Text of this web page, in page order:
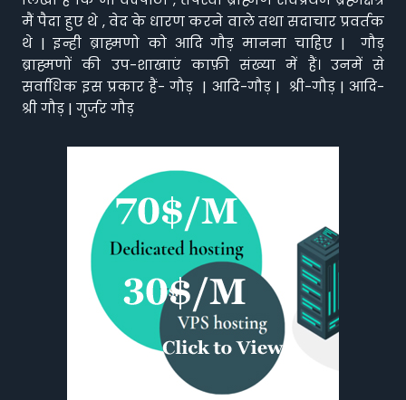
मैं पैदा हुए थे , वेद के धारण करने वाले तथा सदाचार प्रवर्तक
थे | इन्ही ब्राह्मणो को आदि गौड़ मानना चाहिए | गौड़
ब्राह्मणों की उप-शाखाएं काफ़ी संख्या में हैं। उनमें से
सर्वाधिक इस प्रकार हैं- गौड़ | आदि-गौड़ | श्री-गौड़ | आदि-
श्री गौड़ | गुर्जर गौड़